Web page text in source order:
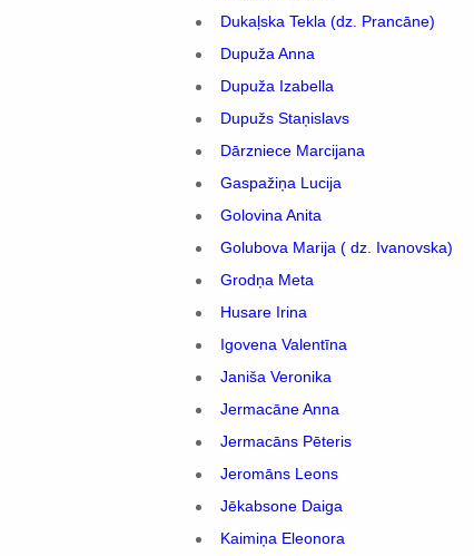
Dukaļska Tekla (dz. Prancāne)
Dupuža Anna
Dupuža Izabella
Dupužs Staņislavs
Dārzniece Marcijana
Gaspažiņa Lucija
Golovina Anita
Golubova Marija ( dz. Ivanovska)
Grodņa Meta
Husare Irina
Igovena Valentīna
Janiša Veronika
Jermacāne Anna
Jermacāns Pēteris
Jeromāns Leons
Jēkabsone Daiga
Kaimiņa Eleonora